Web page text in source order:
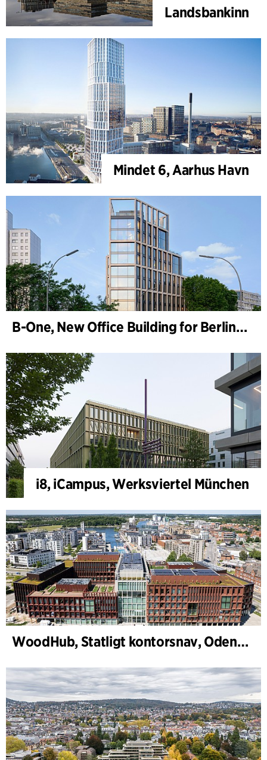
Landsbankinn
Mindet 6, Aarhus Havn
B-One, New Office Building for Berlin Hyp
i8, iCampus, Werksviertel München
WoodHub, Statligt kontorsnav, Odense